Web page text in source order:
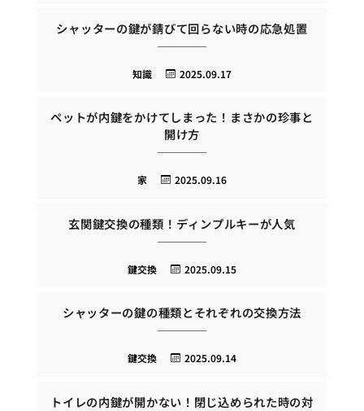
シャッターの鍵が錆びて回らない時の応急処置
2025.09.17
知識
ペットが内鍵をかけてしまった！まさかの珍事と
開け方
2025.09.16
家
玄関鍵交換の種類！ディンプルキーが人気
2025.09.15
鍵交換
シャッターの鍵の種類とそれぞれの交換方法
2025.09.14
鍵交換
トイレの内鍵が開かない！閉じ込められた時の対